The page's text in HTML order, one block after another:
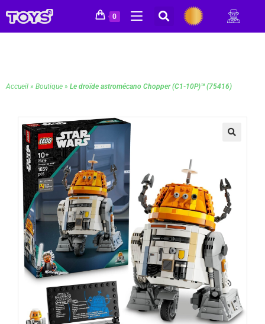
0
Accueil » Boutique » Le droïde astromécano Chopper (C1-10P)™ (75416)